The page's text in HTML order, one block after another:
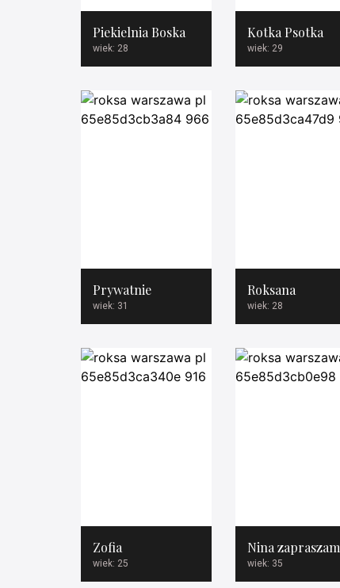
Piekielnia Boska
wiek: 28
Kotka Psotka
wiek: 29
Prywatnie
wiek: 31
Roksana
wiek: 28
Zofia
wiek: 25
Nina zapraszam
wiek: 35